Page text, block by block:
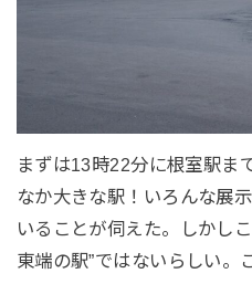
まずは13時22分に根室駅ま
なか大きな駅！いろんな展
いることが伺えた。しかし
東端の駅”ではないらしい。